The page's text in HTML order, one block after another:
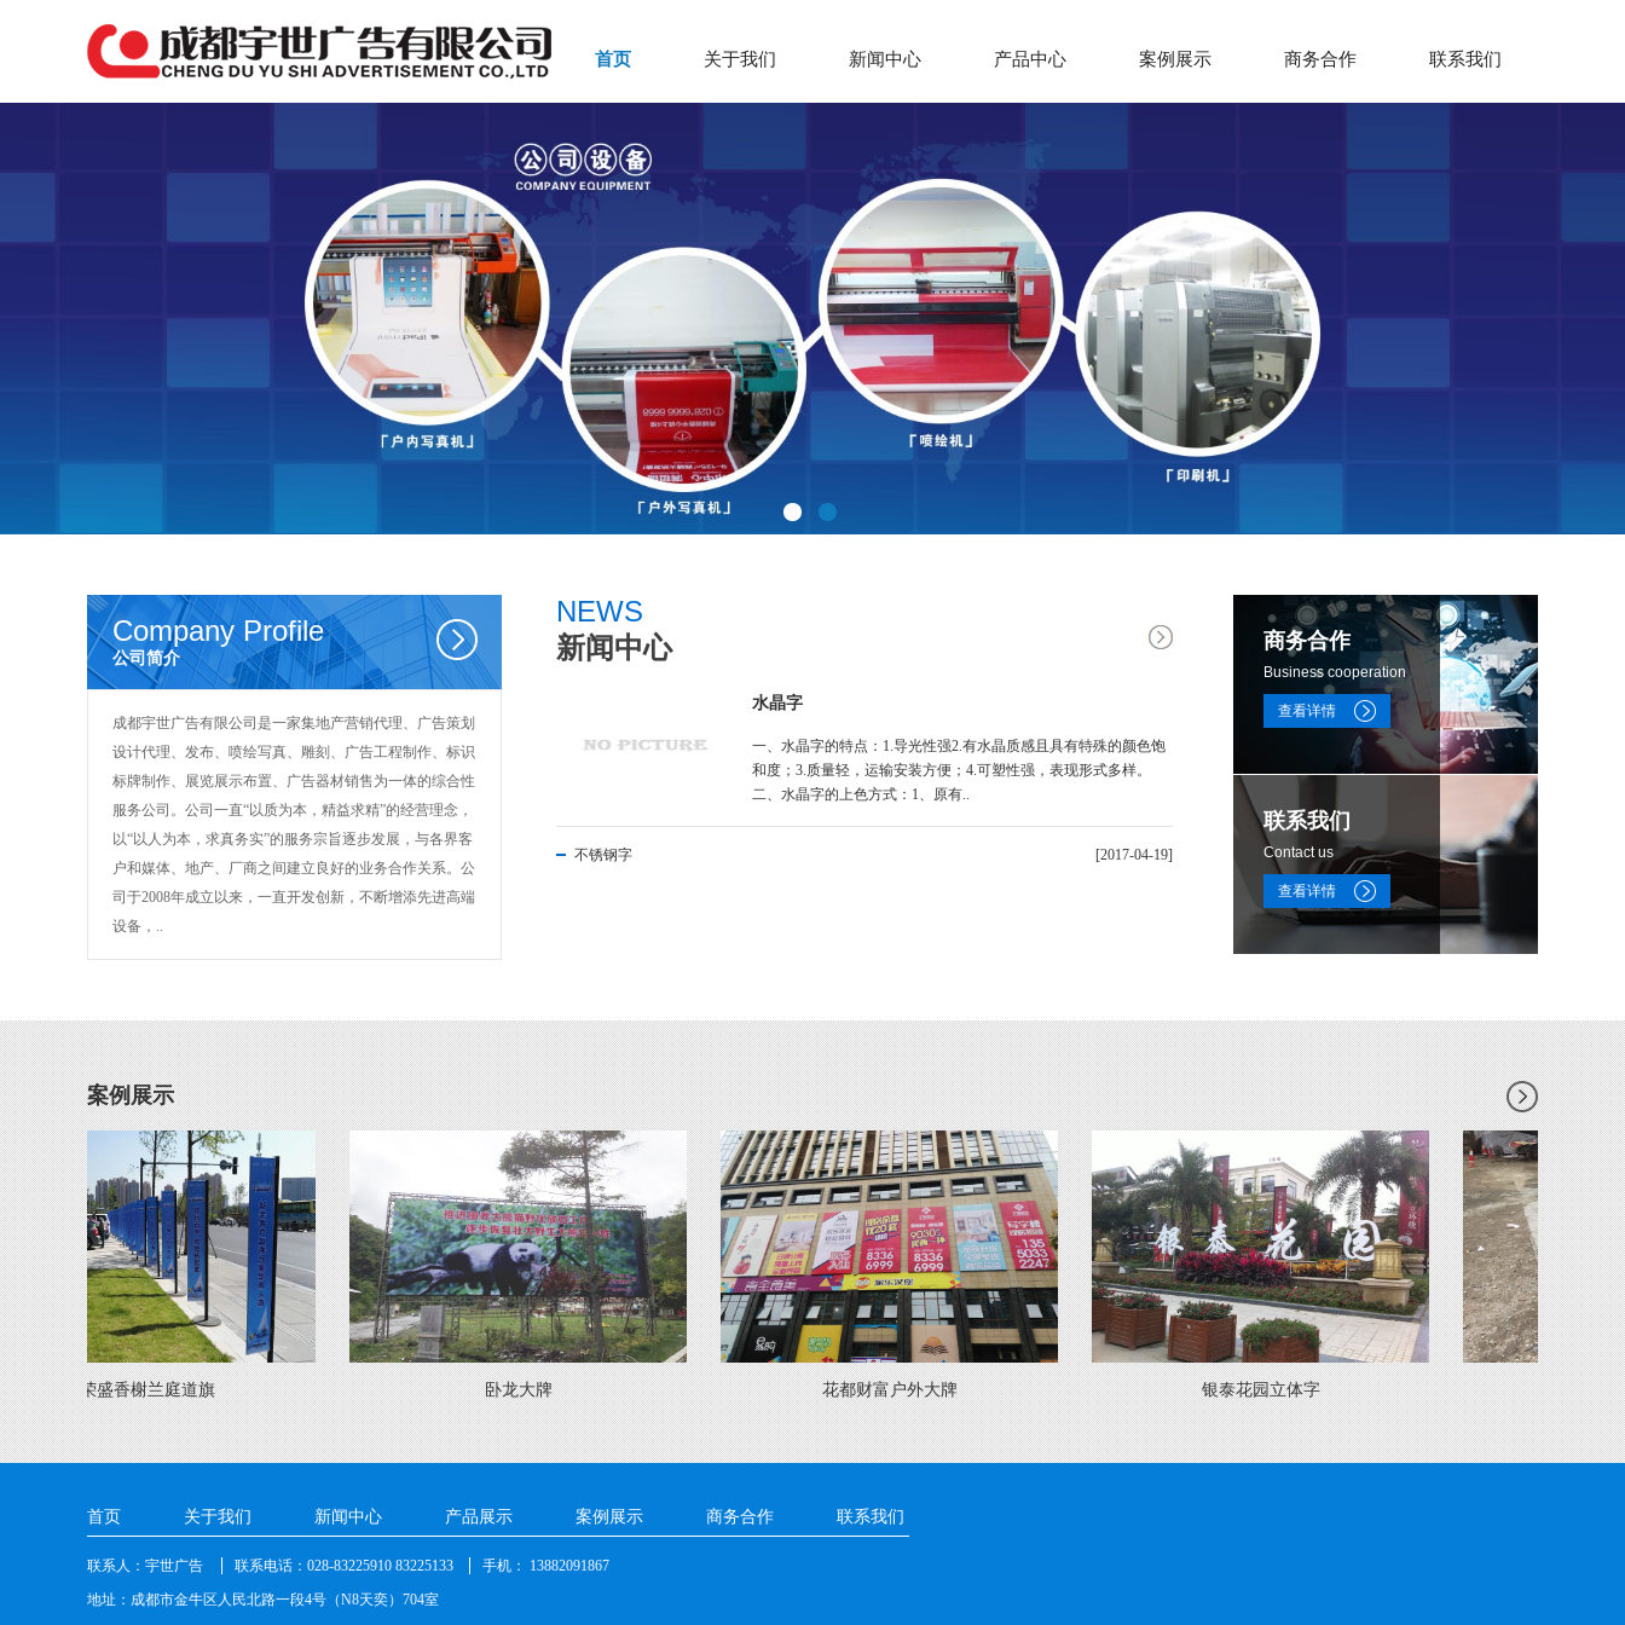
首页 关于我们 新闻中心 产品中心 案例展示 商务合作 联系我们
1 2
Company Profile
公司简介
成都宇世广告有限公司是一家集地产营销代理、广告策划
设计代理、发布、喷绘写真、雕刻、广告工程制作、标识
标牌制作、展览展示布置、广告器材销售为一体的综合性
服务公司。公司一直“以质为本，精益求精”的经营理念，
以“以人为本，求真务实”的服务宗旨逐步发展，与各界客
户和媒体、地产、厂商之间建立良好的业务合作关系。公
司于2008年成立以来，一直开发创新，不断增添先进高端
设备，..
NEWS
新闻中心
水晶字
一、水晶字的特点：1.导光性强2.有水晶质感且具有特殊的颜色饱
和度；3.质量轻，运输安装方便；4.可塑性强，表现形式多样。
二、水晶字的上色方式：1、原有..
不锈钢字 [2017-04-19]
商务合作
Business cooperation
查看详情
联系我们
Contact us
查看详情
案例展示
荣盛香榭兰庭道旗 卧龙大牌 花都财富户外大牌 银泰花园立体字 环卫作业
首页 关于我们 新闻中心 产品展示 案例展示 商务合作 联系我们
联系人：宇世广告 联系电话：028-83225910 83225133
手机： 13882091867
地址：成都市金牛区人民北路一段4号（N8天奕）704室